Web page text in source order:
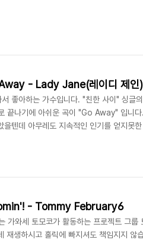
- Lady Jane(레이디 제인)
좋아하는 가수입니다. "친한 사이" 싱글
끝나기에 아쉬운 곡이 "Go Away" 입니
을텐데 아무레도 지속적인 인기를 얻지못
- Tommy February6
가와세 토모코가 활동하는 프로젝트 그룹
재생하시고 홀릭에 빠지셔도 책임지지 않